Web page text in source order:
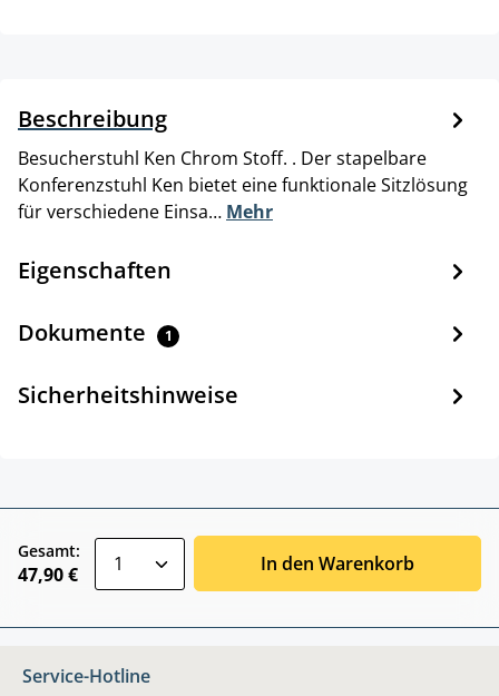
Beschreibung
Besucherstuhl Ken Chrom Stoff. . Der stapelbare
Konferenzstuhl Ken bietet eine funktionale Sitzlösung
für verschiedene Einsa… Mehr
Eigenschaften
Dokumente 1
Sicherheitshinweise
Gesamt:
47,90 € In den Warenkorb
Service-Hotline